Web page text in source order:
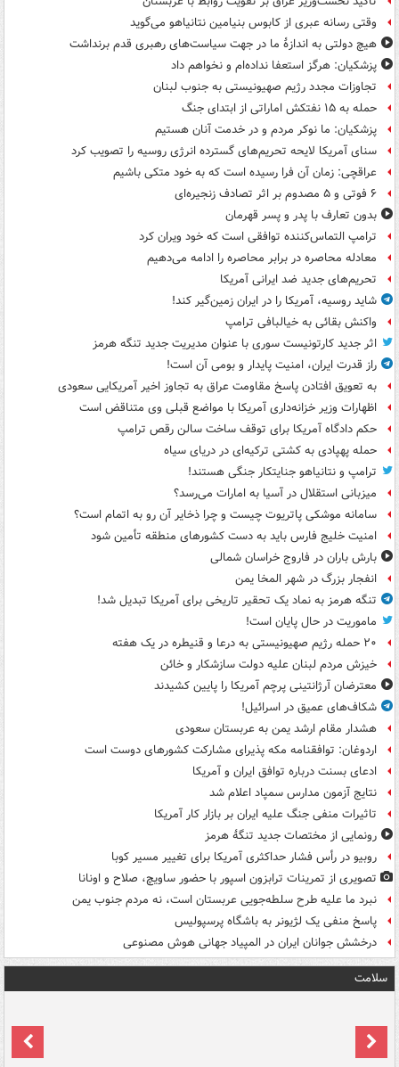
وقتی رسانه عبری از کابوس بنیامین نتانیاهو می‌گوید
هیچ دولتی به اندازۀ ما در جهت سیاست‌های رهبری قدم برنداشت
پزشکیان: هرگز استعفا نداده‌ام و نخواهم داد
تجاوزات مجدد رژیم صهیونیستی به جنوب لبنان
حمله به ۱۵ نفتکش‌ اماراتی از ابتدای جنگ
پزشکیان: ما نوکر مردم و در خدمت آنان هستیم
سنای آمریکا لایحه تحریم‌های گسترده انرژی روسیه را تصویب کرد
عراقچی: زمان آن فرا رسیده است که به خود متکی باشیم
۶ فوتی و ۵ مصدوم بر اثر تصادف زنجیره‌ای
بدون تعارف با پدر و پسر قهرمان
ترامپ التماس‌کننده توافقی است که خود ویران کرد
معادله محاصره در برابر محاصره را ادامه می‌دهیم
تحریم‌های جدید ضد ایرانی آمریکا
شاید روسیه، آمریکا را در ایران زمین‌گیر کند!
واکنش بقائی به خیالبافی ترامپ
اثر جدید کارتونیست سوری با عنوان مدیریت جدید تنگه هرمز
راز قدرت ایران، امنیت پایدار و بومی آن است!
به تعویق افتادن پاسخ مقاومت عراق به تجاوز اخیر آمریکایی سعودی
اظهارات وزیر خزانه‌داری آمریکا با مواضع قبلی وی متناقض است
حکم دادگاه آمریکا برای توقف ساخت سالن رقص ترامپ
حمله پهپادی به کشتی ترکیه‌ای در دریای سیاه
ترامپ و نتانیاهو جنایتکار جنگی هستند!
میزبانی استقلال در آسیا به امارات می‌رسد؟
سامانه موشکی پاتریوت چیست و چرا ذخایر آن رو به اتمام است؟
امنیت خلیج فارس باید به دست کشورهای منطقه تأمین شود
بارش باران در فاروج خراسان شمالی
انفجار بزرگ در شهر المخا یمن
تنگه هرمز به نماد یک تحقیر تاریخی برای آمریکا تبدیل شد!
ماموریت در حال پایان است!
۲۰ حمله رژیم صهیونیستی به درعا و قنیطره در یک هفته
خیزش مردم لبنان علیه دولت سازشکار و خائن
معترضان آرژانتینی پرچم آمریکا را پایین کشیدند
شکاف‌های عمیق در اسرائیل!
هشدار مقام ارشد یمن به عربستان سعودی
اردوغان: توافقنامه مکه پذیرای مشارکت کشورهای دوست است
ادعای بسنت درباره توافق ایران و آمریکا
نتایج آزمون مدارس سمپاد اعلام شد
تاثیرات منفی جنگ علیه ایران بر بازار کار آمریکا
رونمایی از مختصات جدید تنگۀ هرمز
روبیو در رأس فشار حداکثری آمریکا برای تغییر مسیر کوبا
تصویری از تمرینات ترابزون اسپور با حضور ساویچ، صلاح و اونانا
نبرد ما علیه طرح سلطه‌جویی عربستان است، نه مردم جنوب یمن
پاسخ منفی یک لژیونر به باشگاه پرسپولیس
درخشش جوانان ایران در المپیاد جهانی هوش مصنوعی
سلامت